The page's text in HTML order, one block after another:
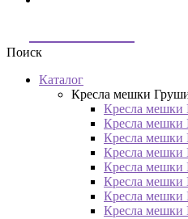
Поиск
Каталог
Кресла мешки
Кресла
Кресла
Кресла мешки
Кресла
Кресла
Кресла
Кресла мешки
Кресла